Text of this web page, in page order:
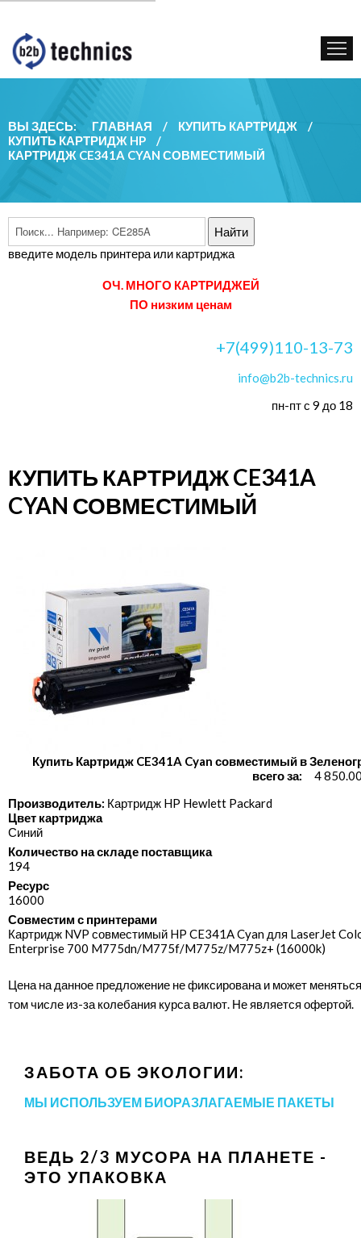
КУПИТЬ КАРТРИДЖ
ГОС. УЧРЕЖДЕНИЯМ
КОНТАКТЫ
ВЫ ЗДЕСЬ: ГЛАВНАЯ / КУПИТЬ КАРТРИДЖ
/
КУПИТЬ КАРТРИДЖ HP
/
КАРТРИДЖ CE341A CYAN СОВМЕСТИМЫЙ
введите модель принтера или картриджа
ОЧ. МНОГО КАРТРИДЖЕЙ
ПО низким ценам
+7(499)110-13-73
info@b2b-technics.ru
пн-пт с 9 до 18
КУПИТЬ КАРТРИДЖ CE341A
CYAN СОВМЕСТИМЫЙ
Купить Картридж CE341A Cyan совместимый в
всего за:
4
Производитель: Картридж HP Hewlett Packard
Цвет картриджа
Синий
Количество на складе поставщика
194
Ресурс
16000
Совместим с принтерами
Картридж NVP совместимый HP CE341A Cyan для LaserJet
Enterprise 700 M775dn/​M775f/​M775z/​M775z+ (16000k)
Цена на данное предложение не фиксирована и может
том числе из-за колебания курса валют. Не является офертой.
ЗАБОТА ОБ ЭКОЛОГИИ:
МЫ ИСПОЛЬЗУЕМ БИОРАЗЛАГАЕМЫЕ ПАКЕТЫ
ВЕДЬ 2/3 МУСОРА НА ПЛАНЕТЕ -
ЭТО УПАКОВКА